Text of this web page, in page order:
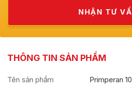
THÔNG TIN SẢN PHẨM
Tên sản phẩm Primperan